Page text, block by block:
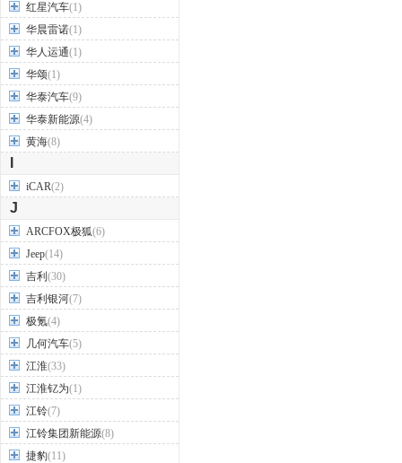
红星汽车(1)
华晨雷诺(1)
华人运通(1)
华颂(1)
华泰汽车(9)
华泰新能源(4)
黄海(8)
iCAR(2)
J
ARCFOX极狐(6)
Jeep(14)
吉利 (30)
吉利银河(7)
极氪(4)
几何汽车(5)
江淮(33)
江淮钇为(1)
江铃(7)
江铃集团新能源(8)
捷豹(11)